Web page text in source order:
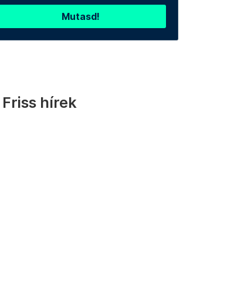
Mutasd!
Friss hírek